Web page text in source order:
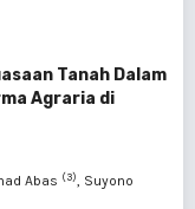
Tanah Dalam
Agraria di
Abas (3), Suyono